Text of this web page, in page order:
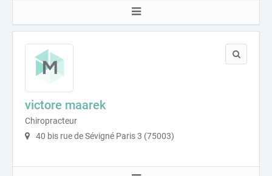
victore maarek
Chiropracteur
40 bis rue de Sévigné Paris 3 (75003)